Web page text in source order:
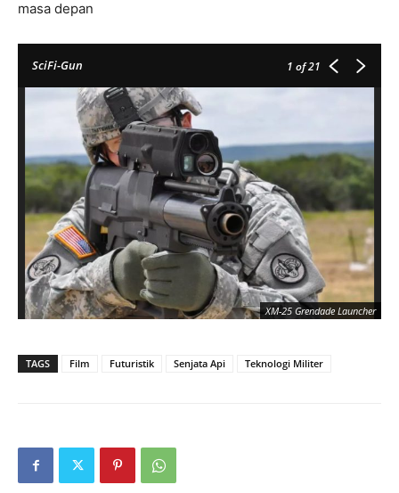
masa depan
SciFi-Gun 1 of 21
XM-25 Grendade Launcher
TAGS Film Futuristik Senjata Api Teknologi Militer